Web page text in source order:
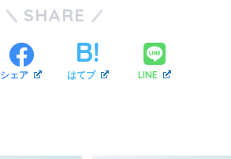
SHARE
シェア はてブ LINE